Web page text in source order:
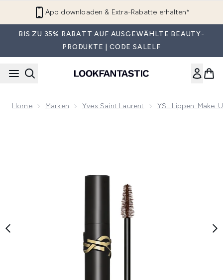
App downloaden & Extra-Rabatte erhalten*
BIS ZU 35% RABATT AUF AUSGEWÄHLTE BEAUTY-
PRODUKTE | CODE SALELF
Home Marken Yves Saint Laurent YSL Lippen-Make-